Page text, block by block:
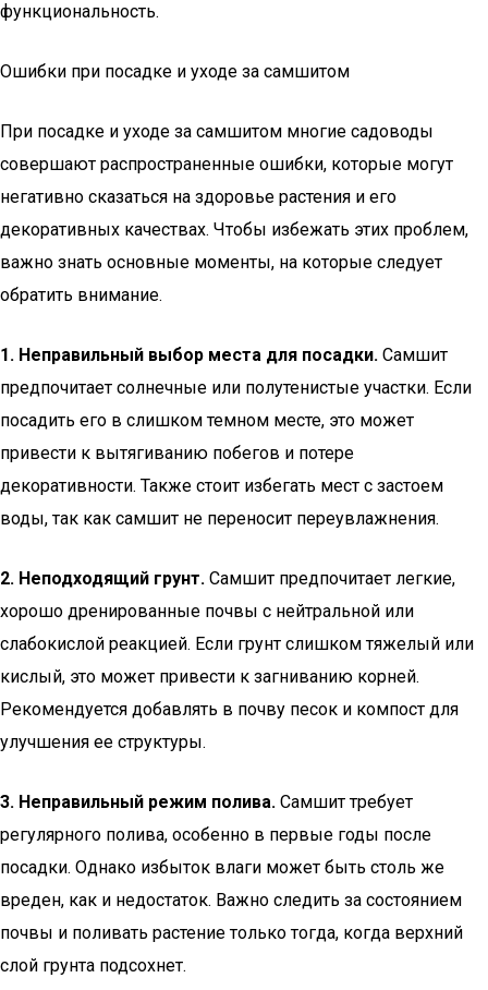
функциональность.
Ошибки при посадке и уходе за самшитом
При посадке и уходе за самшитом многие садоводы
совершают распространенные ошибки, которые могут
негативно сказаться на здоровье растения и его
декоративных качествах. Чтобы избежать этих проблем,
важно знать основные моменты, на которые следует
обратить внимание.
1. Неправильный выбор места для посадки. Самшит
предпочитает солнечные или полутенистые участки. Если
посадить его в слишком темном месте, это может
привести к вытягиванию побегов и потере
декоративности. Также стоит избегать мест с застоем
воды, так как самшит не переносит переувлажнения.
2. Неподходящий грунт. Самшит предпочитает легкие,
хорошо дренированные почвы с нейтральной или
слабокислой реакцией. Если грунт слишком тяжелый или
кислый, это может привести к загниванию корней.
Рекомендуется добавлять в почву песок и компост для
улучшения ее структуры.
3. Неправильный режим полива. Самшит требует
регулярного полива, особенно в первые годы после
посадки. Однако избыток влаги может быть столь же
вреден, как и недостаток. Важно следить за состоянием
почвы и поливать растение только тогда, когда верхний
слой грунта подсохнет.